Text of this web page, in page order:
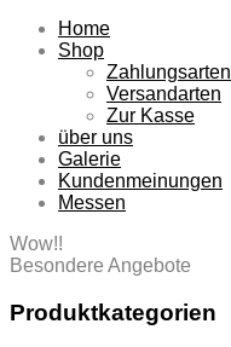
Home
Shop
Zahlungsarten
Versandarten
Zur Kasse
über uns
Galerie
Kundenmeinungen
Messen
Wow!!
Besondere Angebote
Produktkategorien